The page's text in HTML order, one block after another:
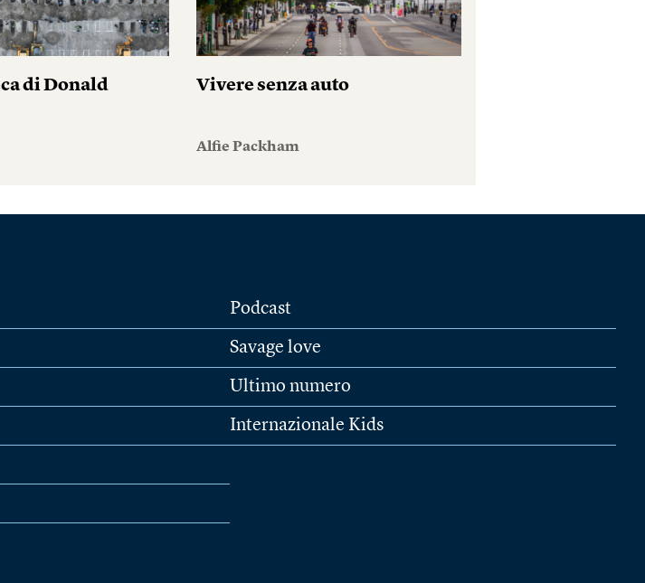
di Donald
Vivere senza auto
Alfie Packham
Podcast
Savage love
Ultimo numero
Internazionale Kids